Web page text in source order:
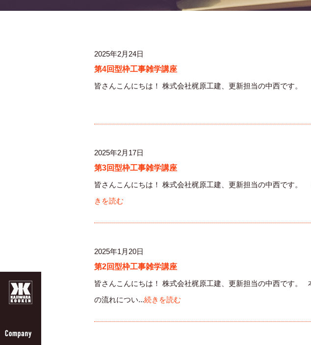
2025年2月24日
第4回型枠工事雑学講座
皆さんこんにちは！ 株式会社梶原工建、更新担当の中西です
2025年2月17日
第3回型枠工事雑学講座
皆さんこんにちは！ 株式会社梶原工建、更新担当の中西です
きを読む
2025年1月20日
第2回型枠工事雑学講座
皆さんこんにちは！ 株式会社梶原工建、更新担当の中西です。
の流れについ...続きを読む